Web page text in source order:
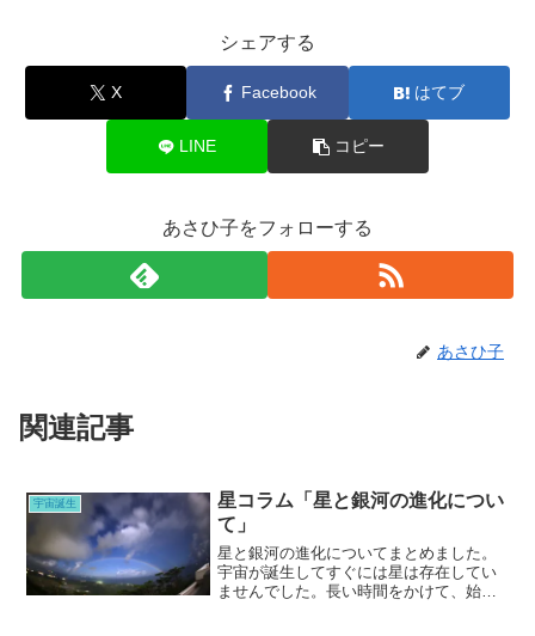
シェアする
X Facebook はてブ
LINE コピー
あさひ子をフォローする
あさひ子
関連記事
宇宙誕生
星コラム「星と銀河の進化につい
て」
星と銀河の進化についてまとめました。
宇宙が誕生してすぐには星は存在してい
ませんでした。長い時間をかけて、始ま